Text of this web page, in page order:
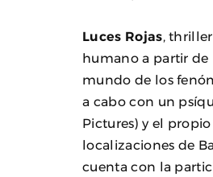
Luces Rojas ,
humano a partir de
mundo de los
a cabo con un
Pictures) y el
localizaciones de
cuenta con la